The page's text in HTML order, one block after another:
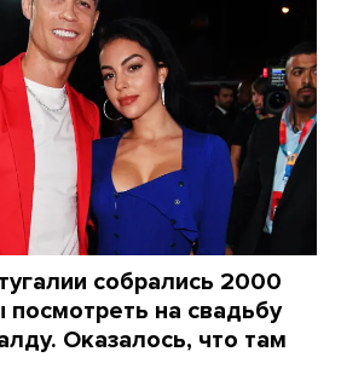
собрались 2000
на свадьбу
Оказалось, что там